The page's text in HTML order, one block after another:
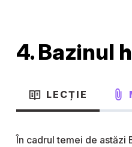
4. Bazinul
LECȚIE
În cadrul temei de astăzi